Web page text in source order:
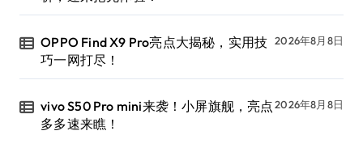
OPPO Find X9 Pro亮点大揭秘，实用技
巧一网打尽！
2026年8月8日
vivo S50 Pro mini来袭！小屏旗舰，亮点
多多速来瞧！
2026年8月8日